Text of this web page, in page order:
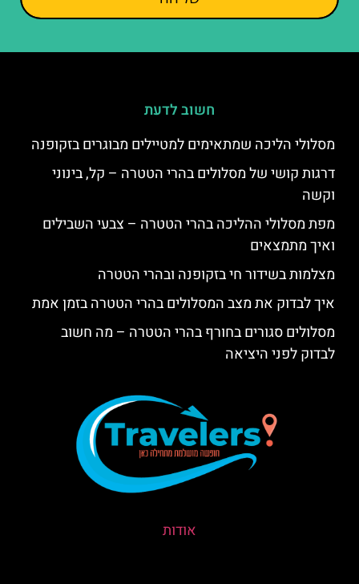
חשוב לדעת
מסלולי הליכה שמתאימים למטיילים מבוגרים בזקופנה
דרגות קושי של מסלולים בהרי הטטרה – קל, בינוני
וקשה
מפת מסלולי ההליכה בהרי הטטרה – צבעי השבילים
ואיך מתמצאים
מצלמות בשידור חי בזקופנה ובהרי הטטרה
איך לבדוק את מצב המסלולים בהרי הטטרה בזמן אמת
מסלולים סגורים בחורף בהרי הטטרה – מה חשוב
לבדוק לפני היציאה
אודות